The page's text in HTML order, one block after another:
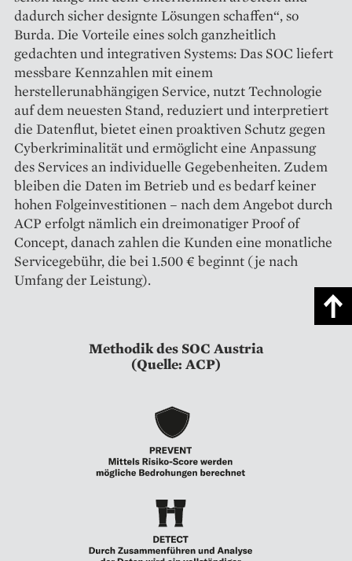
dadurch sicher designte Lösungen schaffen“, so
Burda. Die Vorteile eines solch ganzheitlich
gedachten und integrativen Systems: Das SOC liefert
messbare Kennzahlen mit einem
herstellerunabhängigen Service, nutzt Technologie
auf dem neues­ten Stand, reduziert und interpretiert
die Datenflut, bietet einen proaktiven Schutz gegen
Cyberkriminalität und ermöglicht eine Anpassung
des Services an individuelle Gegebenheiten. Zudem
bleiben die Daten im Betrieb und es bedarf keiner
hohen Folgeinvestitionen – nach dem Angebot durch
ACP erfolgt nämlich ein dreimonatiger Proof of
Concept, danach zahlen die Kunden eine monatliche
Servicegebühr, die bei 1.500 € beginnt (je nach
Umfang der Leistung).
Methodik des SOC Austria
(Quelle: ACP)